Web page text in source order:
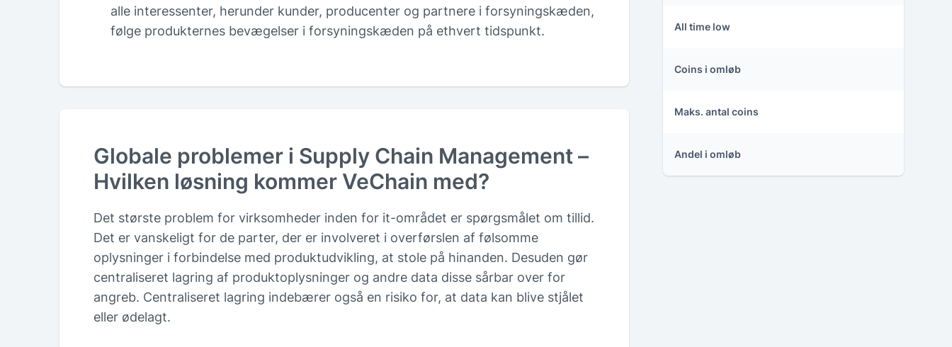
alle interessenter, herunder kunder, producenter og partnere i forsyningskæden,
følge produkternes bevægelser i forsyningskæden på ethvert tidspunkt.
Globale problemer i Supply Chain Management –
Hvilken løsning kommer VeChain med?
Det største problem for virksomheder inden for it-området er spørgsmålet om tillid.
Det er vanskeligt for de parter, der er involveret i overførslen af følsomme
oplysninger i forbindelse med produktudvikling, at stole på hinanden. Desuden gør
centraliseret lagring af produktoplysninger og andre data disse sårbar over for
angreb. Centraliseret lagring indebærer også en risiko for, at data kan blive stjålet
eller ødelagt.
All time low
Coins i omløb
Maks. antal coins
Andel i omløb